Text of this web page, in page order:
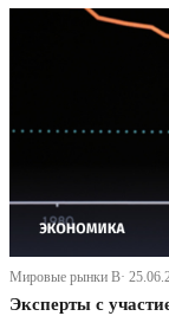
Мировые рынки В·
Эксперты с